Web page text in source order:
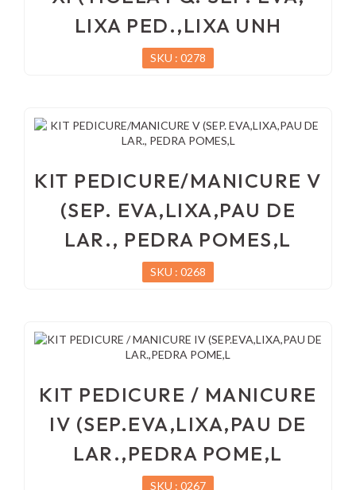
LIXA PED.,LIXA UNH
SKU : 0278
KIT PEDICURE/MANICURE V
(SEP. EVA,LIXA,PAU DE
LAR., PEDRA POMES,L
SKU : 0268
KIT PEDICURE / MANICURE
IV (SEP.EVA,LIXA,PAU DE
LAR.,PEDRA POME,L
SKU : 0267